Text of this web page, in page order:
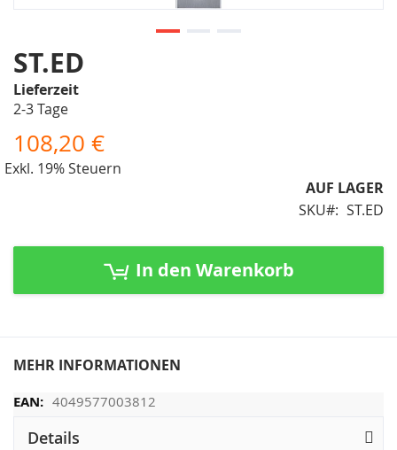
ST.ED
Lieferzeit
2-3 Tage
108,20 €
Exkl. 19% Steuern
AUF LAGER
SKU
ST.ED
In den Warenkorb
MEHR INFORMATIONEN
4049577003812
Zum
Anfang
der
Bildergalerie
springen
Details